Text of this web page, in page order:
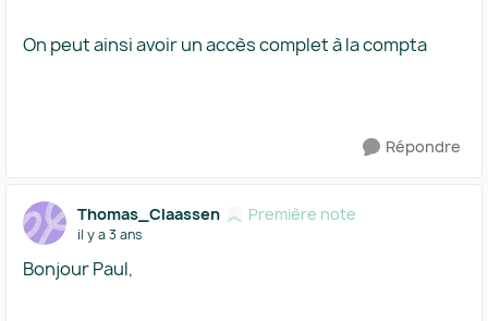
On peut ainsi avoir un accès complet à la compta
Répondre
Thomas_Claassen Première note
il y a 3 ans
Bonjour Paul,